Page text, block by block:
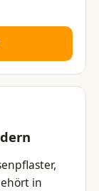
in